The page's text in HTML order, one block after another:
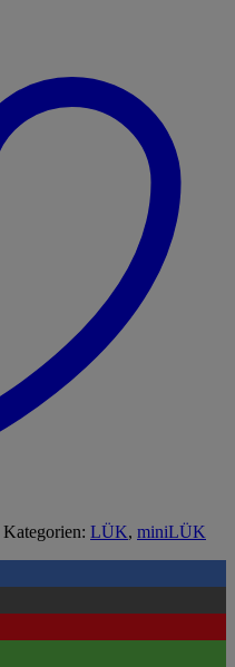
Kategorien: LÜK, miniLÜK